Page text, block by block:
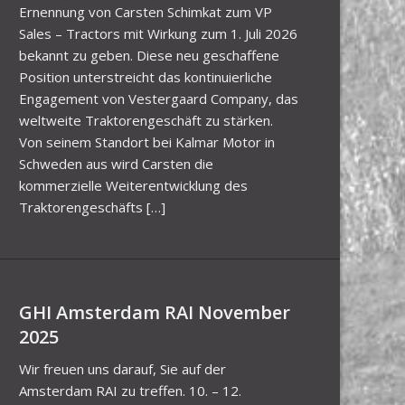
Ernennung von Carsten Schimkat zum VP
Sales – Tractors mit Wirkung zum 1. Juli 2026
bekannt zu geben. Diese neu geschaffene
Position unterstreicht das kontinuierliche
Engagement von Vestergaard Company, das
weltweite Traktorengeschäft zu stärken.
Von seinem Standort bei Kalmar Motor in
Schweden aus wird Carsten die
kommerzielle Weiterentwicklung des
Traktorengeschäfts […]
GHI Amsterdam RAI November
2025
Wir freuen uns darauf, Sie auf der
Amsterdam RAI zu treffen. 10. – 12.